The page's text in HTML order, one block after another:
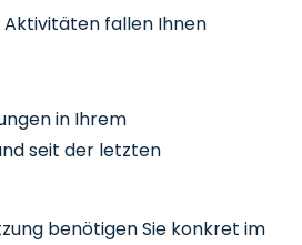
fallen Ihnen
in Ihrem
seit der letzten
benötigen Sie konkret im